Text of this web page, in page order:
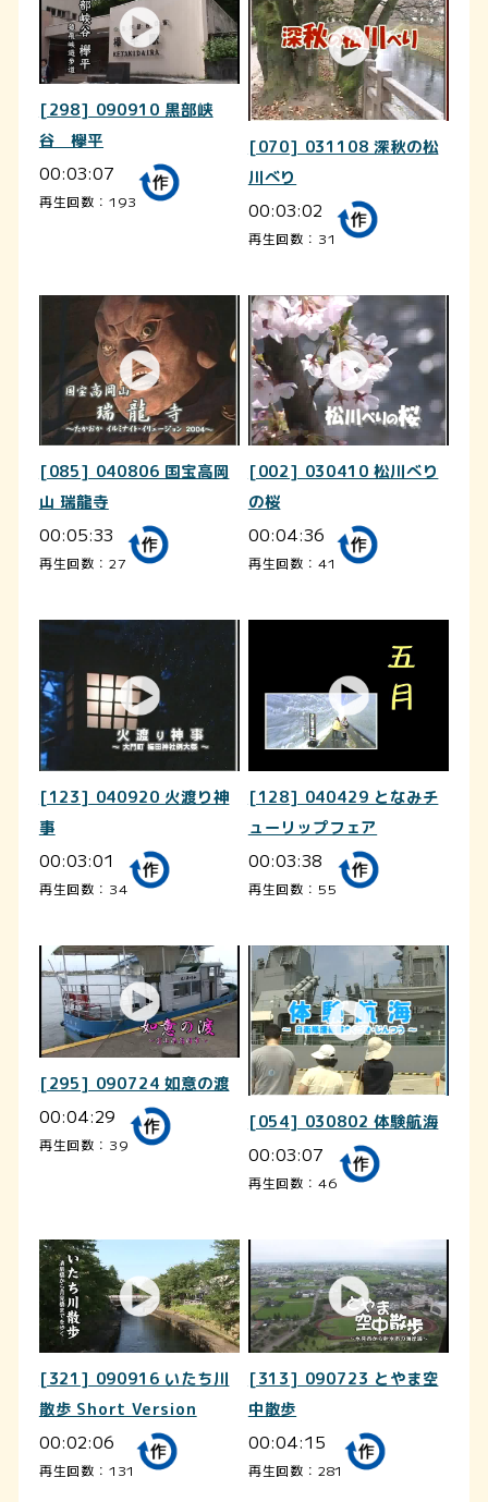
[298] 090910 黒部峡
谷 欅平
00:03:07
再生回数：193
[070] 031108 深秋の松
川べり
00:03:02
再生回数：31
[085] 040806 国宝高岡
山 瑞龍寺
00:05:33
再生回数：27
[002] 030410 松川べり
の桜
00:04:36
再生回数：41
[123] 040920 火渡り神
事
00:03:01
再生回数：34
[128] 040429 となみチ
ューリップフェア
00:03:38
再生回数：55
[295] 090724 如意の渡
00:04:29
再生回数：39
[054] 030802 体験航海
00:03:07
再生回数：46
[321] 090916 いたち川
散歩 Short Version
00:02:06
再生回数：131
[313] 090723 とやま空
中散歩
00:04:15
再生回数：281